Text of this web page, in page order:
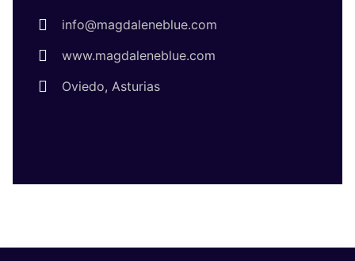
info@magdaleneblue.com
www.magdaleneblue.com
Oviedo, Asturias